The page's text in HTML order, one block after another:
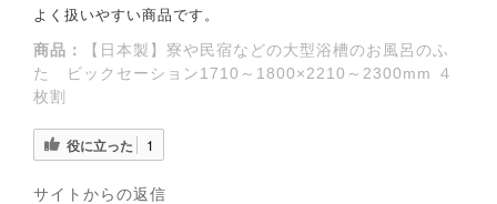
よく扱いやすい商品です。
商品：
【日本製】寮や民宿などの大型浴槽のお風呂のふ
た ビックセーション1710～1800×2210～2300mm ４
枚割
役に立った 1
サイトからの返信